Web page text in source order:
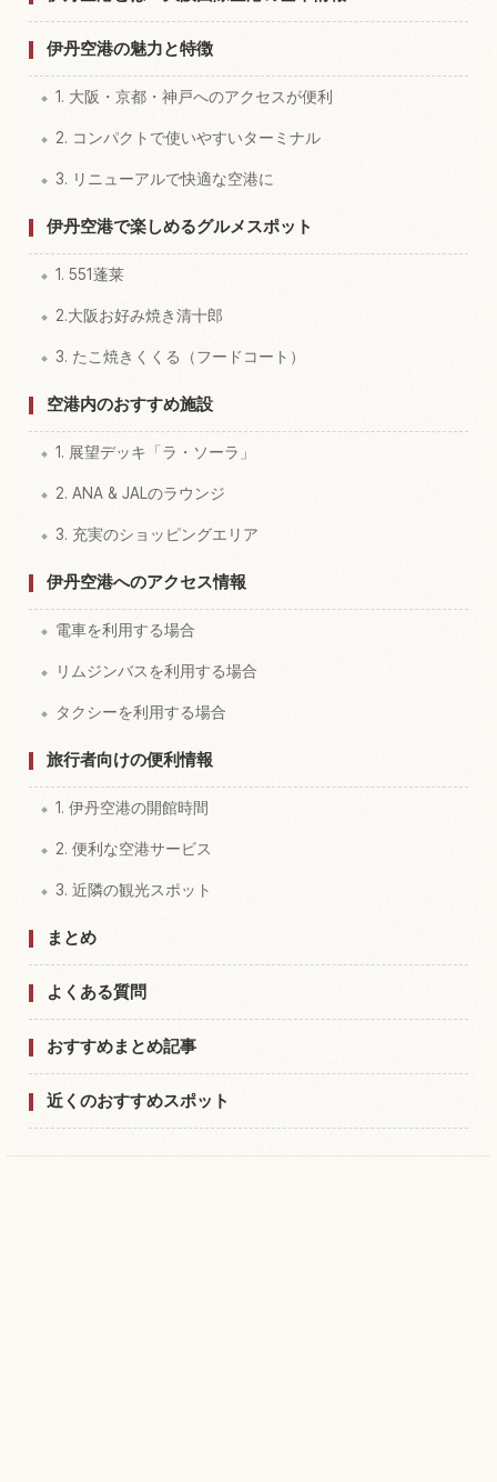
伊丹空港の魅力と特徴
1. 大阪・京都・神戸へのアクセスが便利
2. コンパクトで使いやすいターミナル
3. リニューアルで快適な空港に
伊丹空港で楽しめるグルメスポット
1. 551蓬莱
2.大阪お好み焼き清十郎
3. たこ焼きくくる（フードコート）
空港内のおすすめ施設
1. 展望デッキ「ラ・ソーラ」
2. ANA & JALのラウンジ
3. 充実のショッピングエリア
伊丹空港へのアクセス情報
電車を利用する場合
リムジンバスを利用する場合
タクシーを利用する場合
旅行者向けの便利情報
1. 伊丹空港の開館時間
2. 便利な空港サービス
3. 近隣の観光スポット
まとめ
よくある質問
おすすめまとめ記事
近くのおすすめスポット